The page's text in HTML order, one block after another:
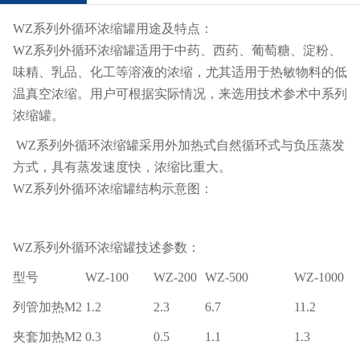
WZ系列外循环浓缩罐用途及特点：
WZ系列外循环浓缩罐适用于中药、西药、葡萄糖、淀粉、
味精、乳品、化工等溶液的浓缩，尤其适用于热敏物料的低
温真空浓缩。用户可根据实际情况，来选用技术参术中系列
浓缩罐。
WZ系列外循环浓缩罐采用外加热式自然循环式与负压蒸发
方式，具有蒸发速度快，浓缩比重大。
WZ系列外循环浓缩罐结构示意图：
WZ系列外循环浓缩罐技述参数：
型号 WZ-100 WZ-200 WZ-500 WZ-1000
列管加热M2 1.2 2.3 6.7 11.2
夹套加热M2 0.3 0.5 1.1 1.3